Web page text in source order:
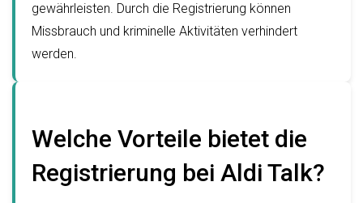
gewährleisten. Durch die Registrierung können
Missbrauch und kriminelle Aktivitäten verhindert
werden.
Welche Vorteile bietet die
Registrierung bei Aldi Talk?